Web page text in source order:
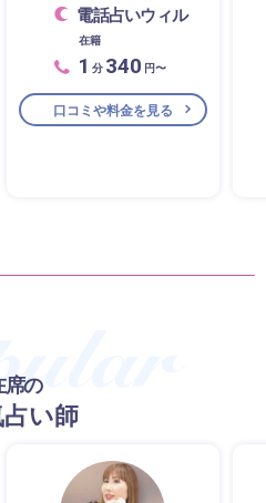
電話占いウィル
在籍
1 分 340 円〜
口コミや料金を見る
の
い師